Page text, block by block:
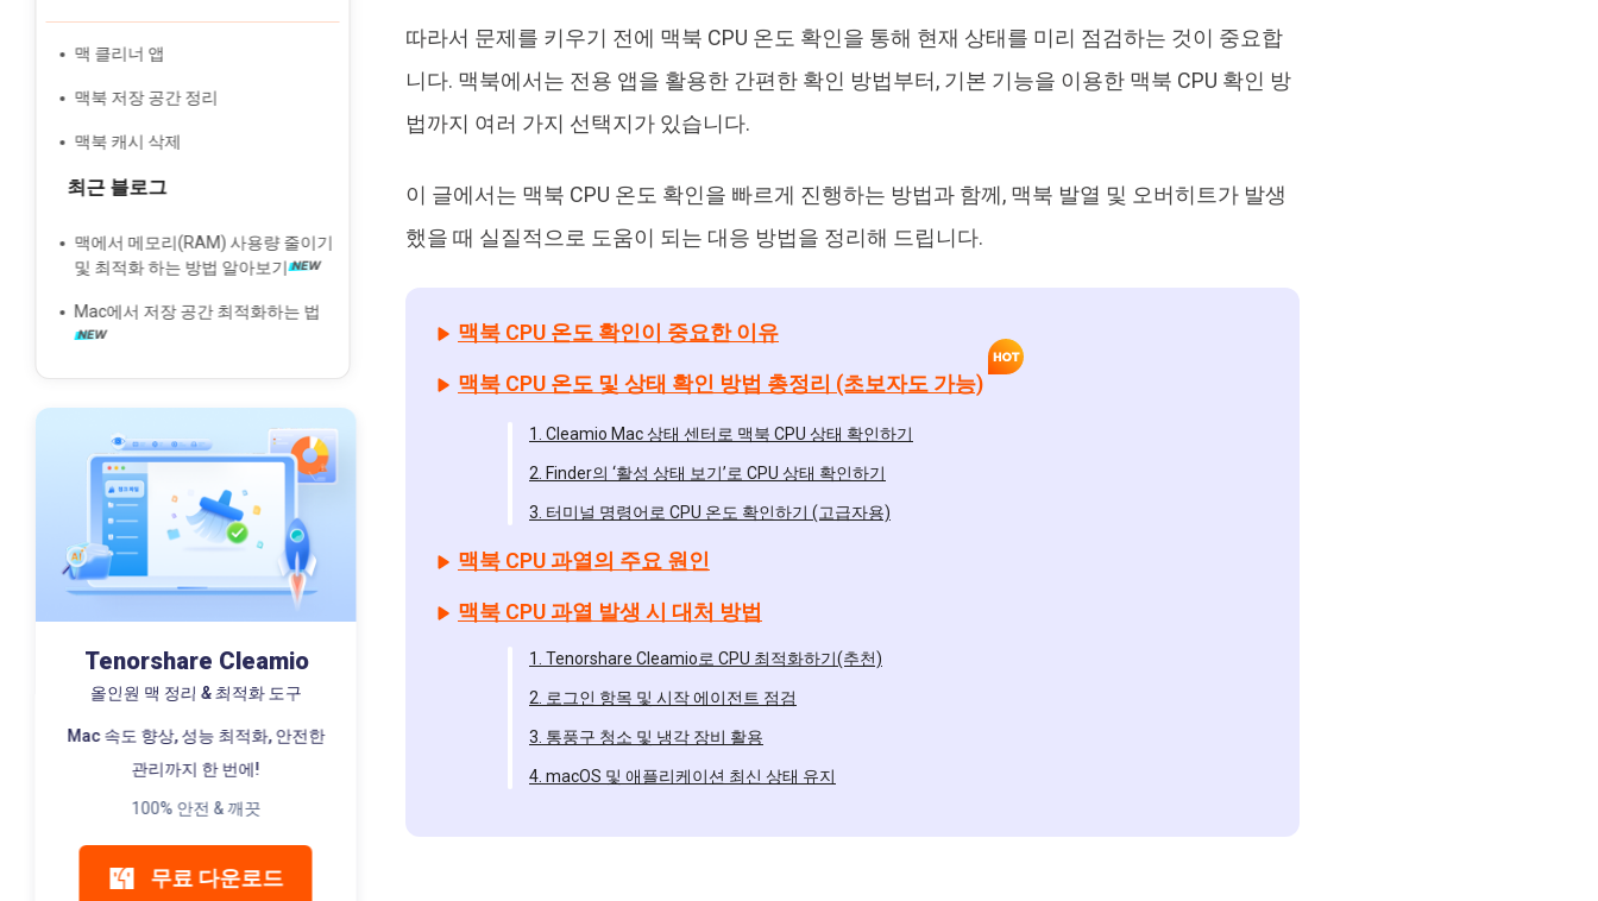
맥 클리너 앱
맥북 저장 공간 정리
맥북 캐시 삭제
최근 블로그
맥에서 메모리(RAM) 사용량 줄이기
및 최적화 하는 방법 알아보기
Mac에서 저장 공간 최적화하는 법
Tenorshare Cleamio
올인원 맥 정리 & 최적화 도구
Mac 속도 향상, 성능 최적화, 안전한
관리까지 한 번에!
100% 안전 & 깨끗
무료 다운로드
따라서 문제를 키우기 전에 맥북 CPU 온도 확인을 통해 현재 상태를 미리 점검하는 것이 중요합
니다. 맥북에서는 전용 앱을 활용한 간편한 확인 방법부터, 기본 기능을 이용한 맥북 CPU 확인 방
법까지 여러 가지 선택지가 있습니다.
이 글에서는 맥북 CPU 온도 확인을 빠르게 진행하는 방법과 함께, 맥북 발열 및 오버히트가 발생
했을 때 실질적으로 도움이 되는 대응 방법을 정리해 드립니다.
맥북 CPU 온도 확인이 중요한 이유
맥북 CPU 온도 및 상태 확인 방법 총정리 (초보자도 가능)
1. Cleamio Mac 상태 센터로 맥북 CPU 상태 확인하기
2. Finder의 ‘활성 상태 보기’로 CPU 상태 확인하기
3. 터미널 명령어로 CPU 온도 확인하기 (고급자용)
맥북 CPU 과열의 주요 원인
맥북 CPU 과열 발생 시 대처 방법
1. Tenorshare Cleamio로 CPU 최적화하기(추천)
2. 로그인 항목 및 시작 에이전트 점검
3. 통풍구 청소 및 냉각 장비 활용
4. macOS 및 애플리케이션 최신 상태 유지